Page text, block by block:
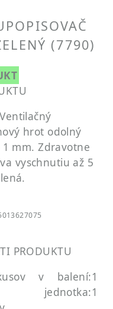
POPISOVAČ
(7790)
hrot odolný
mm. Zdravotne
vyschnutiu až 5
PRODUKTU
v balení:1